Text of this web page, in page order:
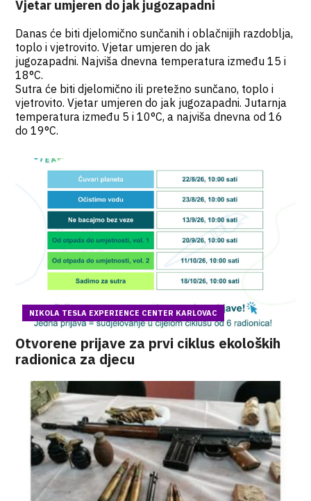
Vjetar umjeren do jak jugozapadni
Danas će biti djelomično sunčanih i oblačnijih razdoblja,
toplo i vjetrovito. Vjetar umjeren do jak
jugozapadni. Najviša dnevna temperatura između 15 i
18°C.
Sutra će biti djelomično ili pretežno sunčano, toplo i
vjetrovito. Vjetar umjeren do jak jugozapadni. Jutarnja
temperatura između 5 i 10°C, a najviša dnevna od 16
do 19°C.
NIKOLA TESLA EXPERIENCE CENTER KARLOVAC
Otvorene prijave za prvi ciklus ekoloških
radionica za djecu